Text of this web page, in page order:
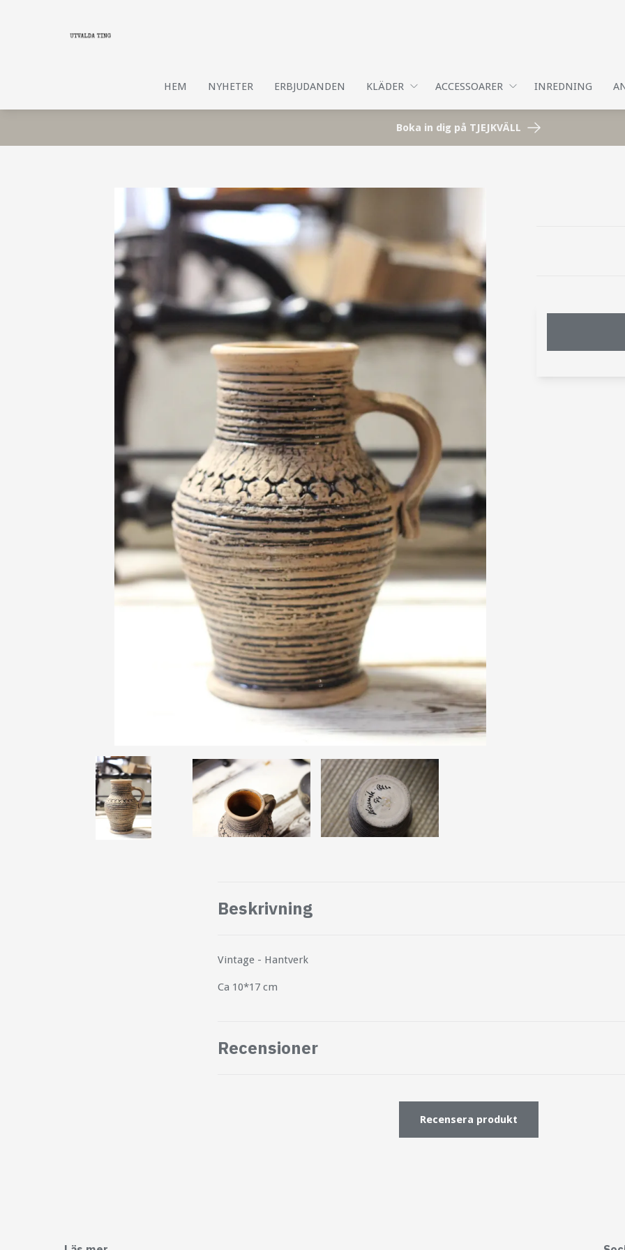
HEM NYHETER ERBJUDANDEN KLÄDER ACCESSOARER INREDNING
Boka in dig på TJEJKVÄLL
Beskrivning
Vintage - Hantverk
Ca 10*17 cm
Recensioner
Recensera produkt